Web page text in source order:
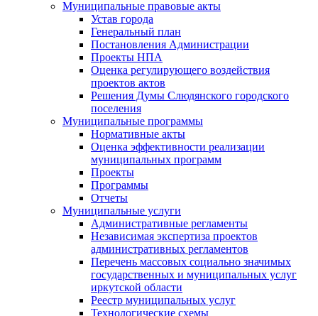
Муниципальные правовые акты
Устав города
Генеральный план
Постановления Администрации
Проекты НПА
Оценка регулирующего воздействия
проектов актов
Решения Думы Слюдянского городского
поселения
Муниципальные программы
Нормативные акты
Оценка эффективности реализации
муниципальных программ
Проекты
Программы
Отчеты
Муниципальные услуги
Административные регламенты
Независимая экспертиза проектов
административных регламентов
Перечень массовых социально значимых
государственных и муниципальных услуг
иркутской области
Реестр муниципальных услуг
Технологические схемы